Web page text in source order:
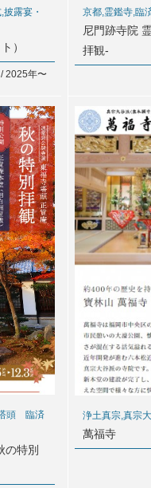
露宴・
）
2025年〜
京都,霊鑑寺,臨
尼門跡寺院
拝観-
頭 臨済
の特別
浄土真宗,真宗
萬福寺